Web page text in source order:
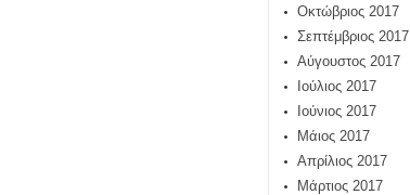
Οκτώβριος 2017
Σεπτέμβριος 2017
Αύγουστος 2017
Ιούλιος 2017
Ιούνιος 2017
Μάιος 2017
Απρίλιος 2017
Μάρτιος 2017